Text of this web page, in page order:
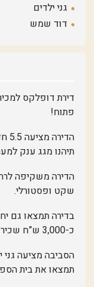
גני ילדים
דוד שמש
דירת דופלקס
פתוח!
תיהנו מגג ענק למערב
הדירה משקיפה
שקט ופסטורלי.
בדירה תמצאו גם
כ-3,000 ש”ח שכירות בכל חודש.
הסביבה מציעה
תמצאו את בית